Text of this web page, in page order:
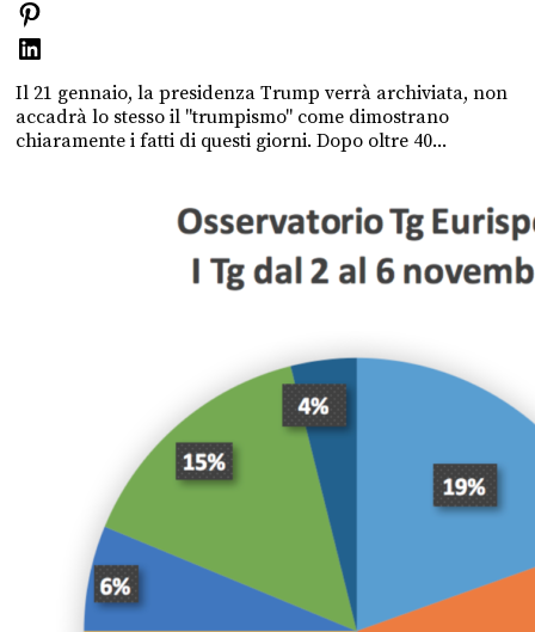
Il 21 gennaio, la presidenza Trump verrà archiviata, non
accadrà lo stesso il "trumpismo" come dimostrano
chiaramente i fatti di questi giorni. Dopo oltre 40...